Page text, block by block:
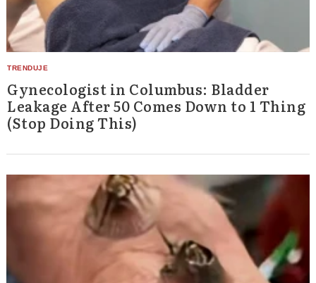
Gynecologist in Columbus: Bladder
Leakage After 50 Comes Down to 1 Thing
(Stop Doing This)